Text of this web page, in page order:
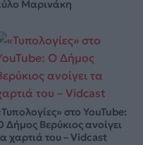
Μαρινάκη
στο YouTube:
Δήμος Βερύκιος ανοίγει
χαρτιά του – Vidcast